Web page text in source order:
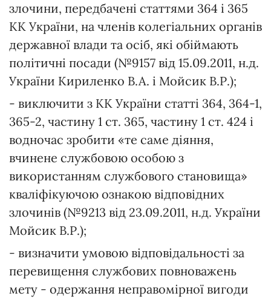
злочини, передбачені статтями 364 і 365
КК України, на членів колегіальних органів
державної влади та осіб, які обіймають
політичні посади (№9157 від 15.09.2011, н.д.
України Кириленко В.А. і Мойсик В.Р.);
- виключити з КК України статті 364, 364-1,
365-2, частину 1 ст. 365, частину 1 ст. 424 і
водночас зробити «те саме діяння,
вчинене службовою особою з
використанням службового становища»
кваліфікуючою ознакою відповідних
злочинів (№9213 від 23.09.2011, н.д. України
Мойсик В.Р.);
- визначити умовою відповідальності за
перевищення службових повноважень
мету - одержання неправомірної вигоди